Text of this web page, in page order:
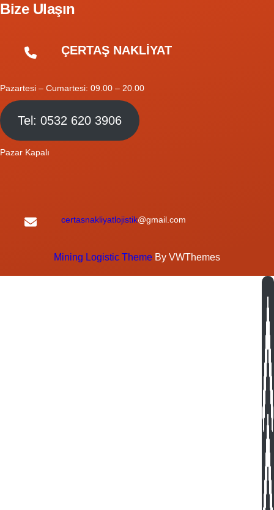
Bize Ulaşın
ÇERTAŞ NAKLİYAT
Pazartesi – Cumartesi: 09.00 – 20.00
Tel: 0532 620 3906
Pazar Kapalı
certasnakliyatlojistik@gmail.com
Mining Logistic Theme By VWThemes